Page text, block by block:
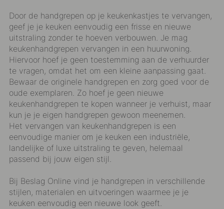
Door de handgrepen op je keukenkastjes te vervangen,
geef je je keuken eenvoudig een frisse en nieuwe
uitstraling zonder te hoeven verbouwen. Je mag
keukenhandgrepen vervangen in een huurwoning.
Hiervoor hoef je geen toestemming aan de verhuurder
te vragen, omdat het om een kleine aanpassing gaat.
Bewaar de originele handgrepen en zorg goed voor de
oude exemplaren. Zo hoef je geen nieuwe
keukenhandgrepen te kopen wanneer je verhuist, maar
kun je je eigen handgrepen gewoon meenemen.
Het vervangen van keukenhandgrepen is een
eenvoudige manier om je keuken een industriële,
landelijke of luxe uitstraling te geven, helemaal
passend bij jouw eigen stijl.
Bij Beslag Online vind je handgrepen in verschillende
stijlen, materialen en uitvoeringen waarmee je je
keuken eenvoudig een nieuwe look geeft.